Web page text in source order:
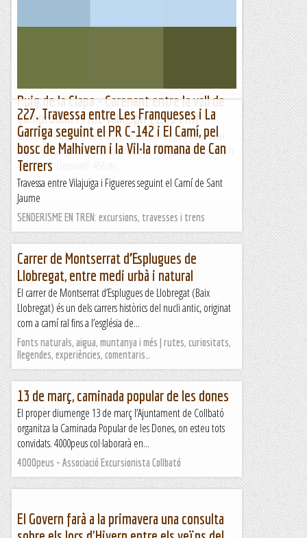
anys...
Puig de la Clapa - Carenant entre la vall de
Camprodon i l'Alt Vallespir (1.654 m)
Dissabte 11 de juny de 2022Hora de sortida: 2/4 de set del
matí. Ubicació: Comarca del Ripollès. Temps aproximat: 4 h
(10,3 km) Desnivell: 456 m...
Maifemcim.cat
227. Travessa entre Les Franqueses i La
Garriga seguint el PR C-142 i El Camí, pel
bosc de Malhivern i la Vil·la romana de Can
Terrers
Travessa entre Vilajuïga i Figueres seguint el Camí de Sant
Jaume
SENDERISME EN TREN: excursions, travesses i trens
Carrer de Montserrat d’Esplugues de
Llobregat, entre medi urbà i natural
El carrer de Montserrat d’Esplugues de Llobregat (Baix
Llobregat) és un dels carrers històrics del nucli antic, originat
com a camí ral fins a l’església de...
Fonts naturals, aigua, muntanya i més | rutes, curiositats,
llegendes, experiències, comentaris…
13 de març, caminada popular de les dones
El proper diumenge 13 de març l’Ajuntament de Collbató
organitza la Caminada Popular de les Dones, on esteu tots
convidats. 4000peus col·laborarà en...
4000peus - Associació Excursionista Collbató
El Govern farà a la primavera una consulta